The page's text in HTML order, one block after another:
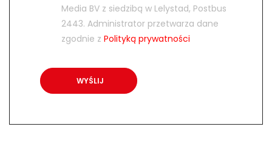
Media BV z siedzibą w Lelystad, Postbus
2443. Administrator przetwarza dane
zgodnie z Polityką prywatności